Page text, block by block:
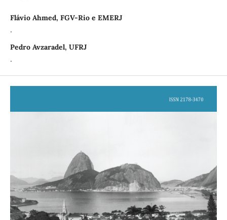
Flávio Ahmed, FGV-Rio e EMERJ
.
Pedro Avzaradel, UFRJ
.